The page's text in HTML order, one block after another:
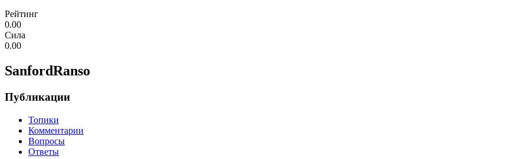
Рейтинг
0.00
Сила
0.00
SanfordRanso
Публикации
Топики
Комментарии
Вопросы
Ответы